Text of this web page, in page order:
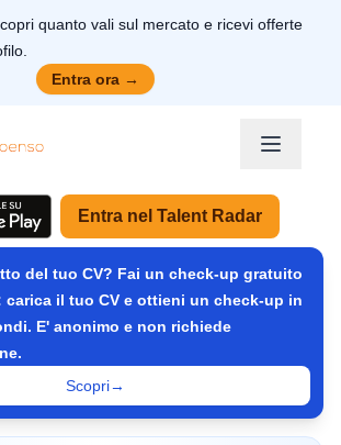
quanto vali sul mercato e ricevi offerte
Entra ora →
Entra nel Talent Radar
del tuo CV? Fai un check-up gratuito
carica il tuo CV e ottieni un check-up in
E' anonimo e non richiede
Scopri→